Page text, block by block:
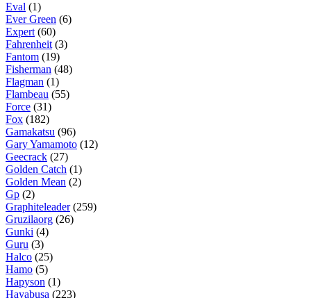
Eval (1)
Ever Green (6)
Expert (60)
Fahrenheit (3)
Fantom (19)
Fisherman (48)
Flagman (1)
Flambeau (55)
Force (31)
Fox (182)
Gamakatsu (96)
Gary Yamamoto (12)
Geecrack (27)
Golden Catch (1)
Golden Mean (2)
Gp (2)
Graphiteleader(259)
Gruzilaorg (26)
Gunki (4)
Guru (3)
Halco (25)
Hamo (5)
Hapyson (1)
Hayabusa (223)